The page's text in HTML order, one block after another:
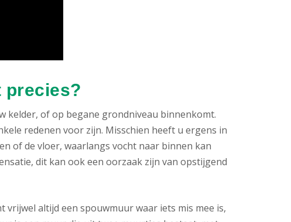
precies?
kelder, of op begane grondniveau binnenkomt.
redenen voor zijn. Misschien heeft u ergens in
of de vloer, waarlangs vocht naar binnen kan
dit kan ook een oorzaak zijn van opstijgend
altijd een spouwmuur waar iets mis mee is,